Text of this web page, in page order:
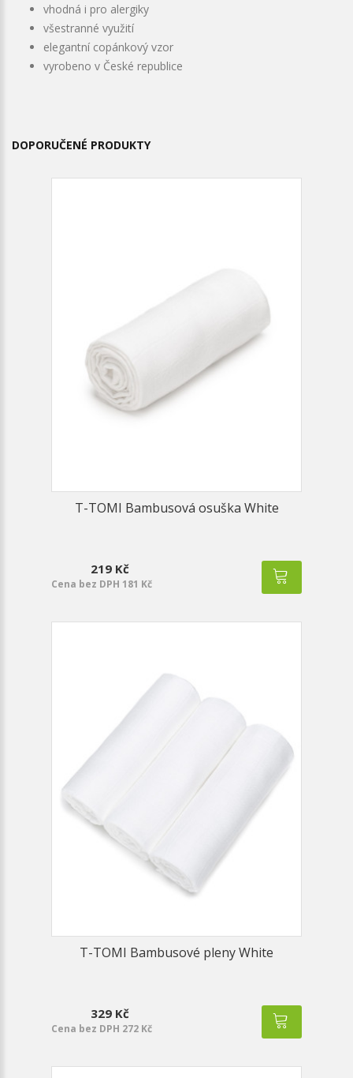
vhodná i pro alergiky
všestranné využití
elegantní copánkový vzor
vyrobeno v České republice
DOPORUČENÉ PRODUKTY
T-TOMI Bambusová osuška White
219 Kč
Cena bez DPH 181 Kč
T-TOMI Bambusové pleny White
329 Kč
Cena bez DPH 272 Kč